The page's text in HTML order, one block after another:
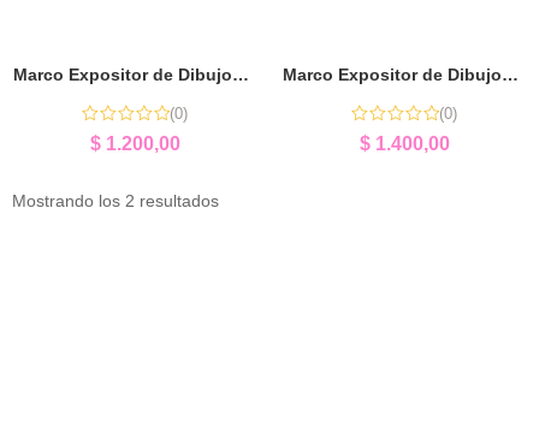
Marco Expositor de Dibujos (Tamaño A4) | Expositor Infantil Personalizado
(0)
$1.200,00
Marco Expositor de Dibujos (Tamaño Garbanzo) | Expositor Infantil Personalizado
(0)
$1.400,00
Mostrando los 2 resultados